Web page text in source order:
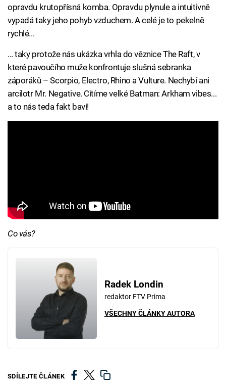
opravdu krutopřísná komba. Opravdu plynule a intuitivně
vypadá taky jeho pohyb vzduchem. A celé je to pekelně
rychlé...
... taky protože nás ukázka vrhla do věznice The Raft, v
které pavoučího muže konfrontuje slušná sebranka
záporáků – Scorpio, Electro, Rhino a Vulture. Nechybí ani
arcilotr Mr. Negative. Cítíme velké Batman: Arkham vibes...
a to nás teda fakt baví!
Co vás?
Radek Londin
redaktor FTV Prima
VŠECHNY ČLÁNKY AUTORA
SDÍLEJTE ČLÁNEK